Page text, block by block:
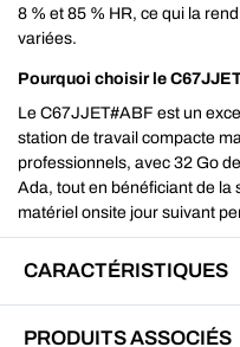
8 % et 85 % HR, ce qui la
variées.
Pourquoi choisir le
Le C67JJET#ABF est un
station de travail compacte
professionnels, avec 32 Go
Ada, tout en bénéficiant de la
matériel onsite jour suivant
CARACTÉRISTIQUES
PRODUITS ASSOCIÉS